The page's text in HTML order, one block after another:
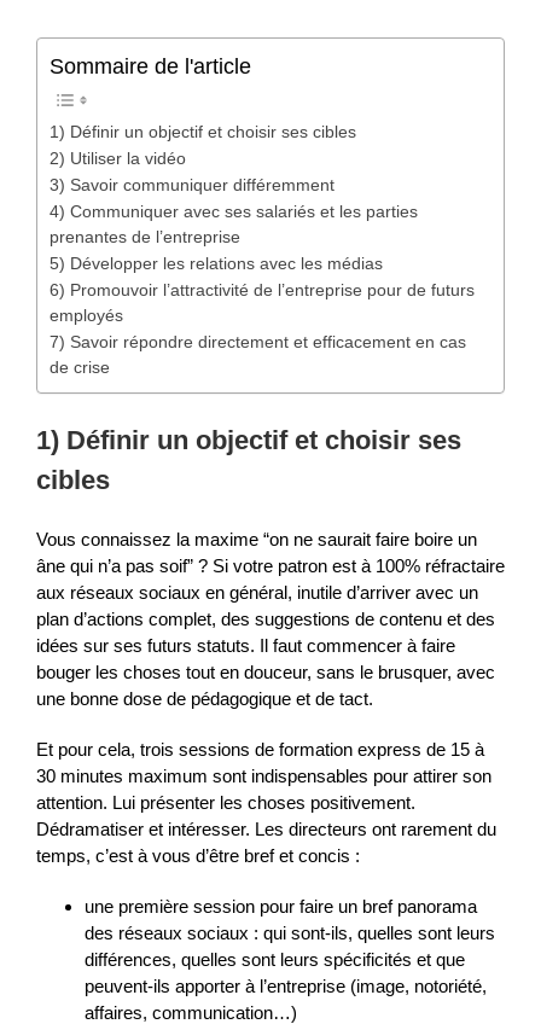
Sommaire de l'article
1) Définir un objectif et choisir ses cibles
2) Utiliser la vidéo
3) Savoir communiquer différemment
4) Communiquer avec ses salariés et les parties
prenantes de l’entreprise
5) Développer les relations avec les médias
6) Promouvoir l’attractivité de l’entreprise pour de futurs
employés
7) Savoir répondre directement et efficacement en cas
de crise
1) Définir un objectif et choisir ses
cibles
Vous connaissez la maxime “on ne saurait faire boire un
âne qui n’a pas soif” ? Si votre patron est à 100% réfractaire
aux réseaux sociaux en général, inutile d’arriver avec un
plan d’actions complet, des suggestions de contenu et des
idées sur ses futurs statuts. Il faut commencer à faire
bouger les choses tout en douceur, sans le brusquer, avec
une bonne dose de pédagogique et de tact.
Et pour cela, trois sessions de formation express de 15 à
30 minutes maximum sont indispensables pour attirer son
attention. Lui présenter les choses positivement.
Dédramatiser et intéresser. Les directeurs ont rarement du
temps, c’est à vous d’être bref et concis :
une première session pour faire un bref panorama
des réseaux sociaux : qui sont-ils, quelles sont leurs
différences, quelles sont leurs spécificités et que
peuvent-ils apporter à l’entreprise (image, notoriété,
affaires, communication…)